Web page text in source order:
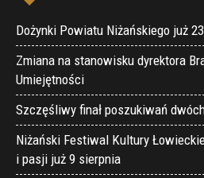
Dożynki Powiatu Niżańskiego już
Zmiana na stanowisku dyrektora
Umiejętności
Szczęśliwy finał poszukiwań
Niżański Festiwal Kultury
i pasji już 9 sierpnia